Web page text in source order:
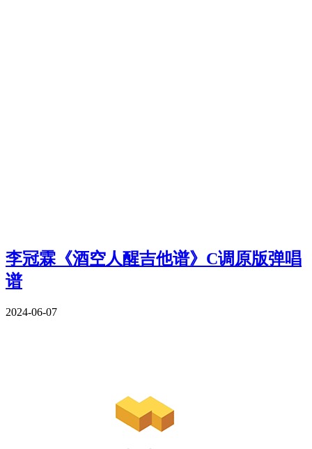
李冠霖《酒空人醒吉他谱》C调原版弹唱
谱
2024-06-07